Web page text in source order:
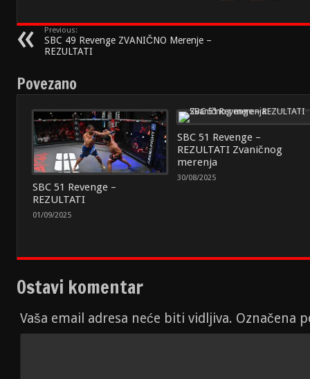
Previous:
SBC 49 Revenge ZVANIČNO Merenje –
REZULTATI
Povezano
SBC 51 Revenge –
REZULTATI
01/09/2025
SBC 51 Revenge –
REZULTATI Zvaničnog
merenja
30/08/2025
Ostavi komentar
Vaša email adresa neće biti vidljiva. Označena